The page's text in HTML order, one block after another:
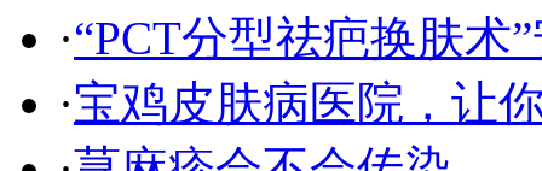
·“PCT分型祛疤换肤术
·宝鸡皮肤病医院，让